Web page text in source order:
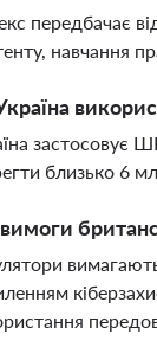
передбачає
навчання
застосовує
близько 6